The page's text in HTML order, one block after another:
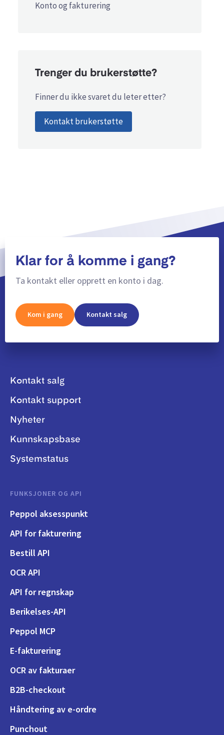
Konto og fakturering
Trenger du brukerstøtte?
Finner du ikke svaret du leter etter?
Kontakt brukerstøtte
Klar for å komme i gang?
Ta kontakt eller opprett en konto i dag.
Kom i gang Kontakt salg
Kontakt salg
Kontakt support
Nyheter
Kunnskapsbase
Systemstatus
FUNKSJONER OG API
Peppol aksesspunkt
API for fakturering
Bestill API
OCR API
API for regnskap
Berikelses-API
Peppol MCP
E-fakturering
OCR av fakturaer
B2B-checkout
Håndtering av e-ordre
Punchout